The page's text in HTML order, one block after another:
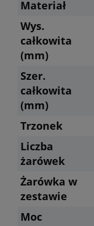
Materiał
Wys.
całkowita
(mm)
Szer.
całkowita
(mm)
Trzonek
Liczba
żarówek
Żarówka w
zestawie
Moc